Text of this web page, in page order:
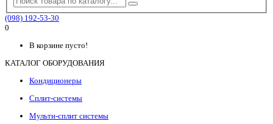
(098) 192-53-30
0
В корзине пусто!
КАТАЛОГ ОБОРУДОВАНИЯ
Кондиционеры
Сплит-системы
Мульти-сплит системы